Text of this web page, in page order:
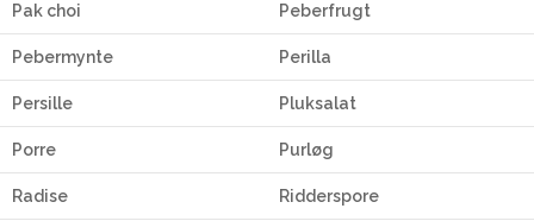
Pak choi Peberfrugt
Pebermynte Perilla
Persille Pluksalat
Porre Purløg
Radise Ridderspore